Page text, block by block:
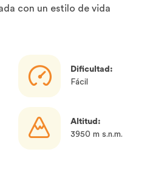
con un estilo de vida
Dificultad:
Fácil
Altitud:
3950 m s.n.m.